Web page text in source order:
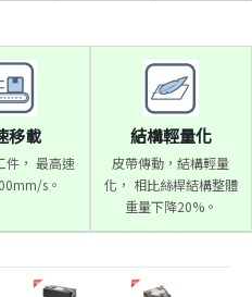
移載
件， 最高速
s。
結構輕量化
皮帶傳動，結構輕量
化， 相比絲桿結構整體
重量下降20%。